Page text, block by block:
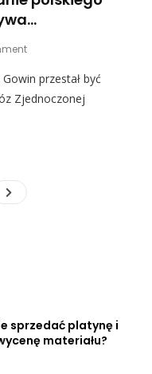
On
„sypie
Jak
przestał być
Zjednoczonej
sprzedać platynę i
materiału?